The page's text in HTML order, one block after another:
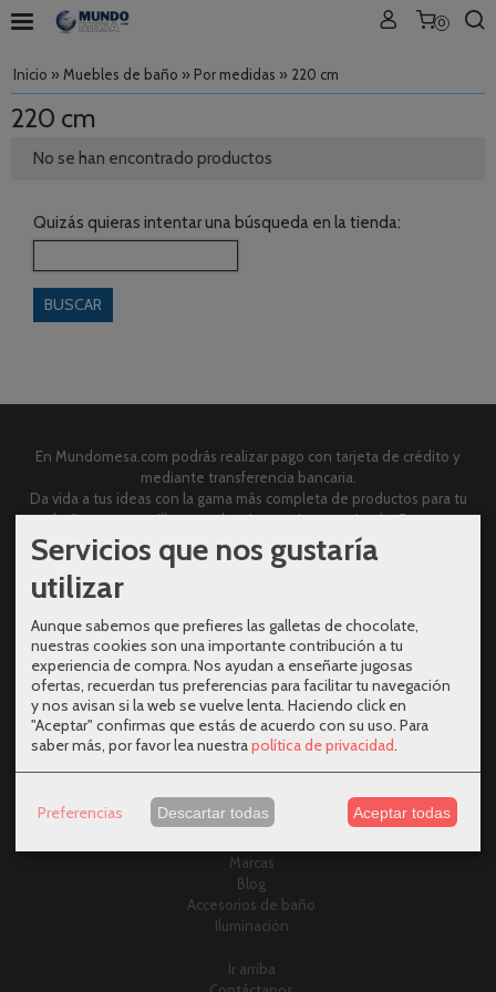
0
Inicio » Muebles de baño » Por medidas » 220 cm
220 cm
No se han encontrado productos
Quizás quieras intentar una búsqueda en la tienda:
En Mundomesa.com podrás realizar pago con tarjeta de crédito y
mediante transferencia bancaria.
Da vida a tus ideas con la gama más completa de productos para tu
baño, mesas y sillas con el mejor precio garantizado. Entra y
descubre nuestras ofertas.
bano cajones calidad
oferta promocion salgar sonia suspendido
Mesas
Sillas
Muebles de baño
Espejos de baño
Grifería
Mamparas
Sanitarios
Platos de ducha y bañeras
Marcas
Blog
Accesorios de baño
Iluminación
Ir arriba
Servicios que nos gustaría
utilizar
Aunque sabemos que prefieres las galletas de chocolate,
nuestras cookies son una importante contribución a tu
experiencia de compra. Nos ayudan a enseñarte jugosas
ofertas, recuerdan tus preferencias para facilitar tu navegación
y nos avisan si la web se vuelve lenta. Haciendo click en
"Aceptar" confirmas que estás de acuerdo con su uso. Para
saber más, por favor lea nuestrapolítica de privacidad.
Preferencias Descartar todas Aceptar todas